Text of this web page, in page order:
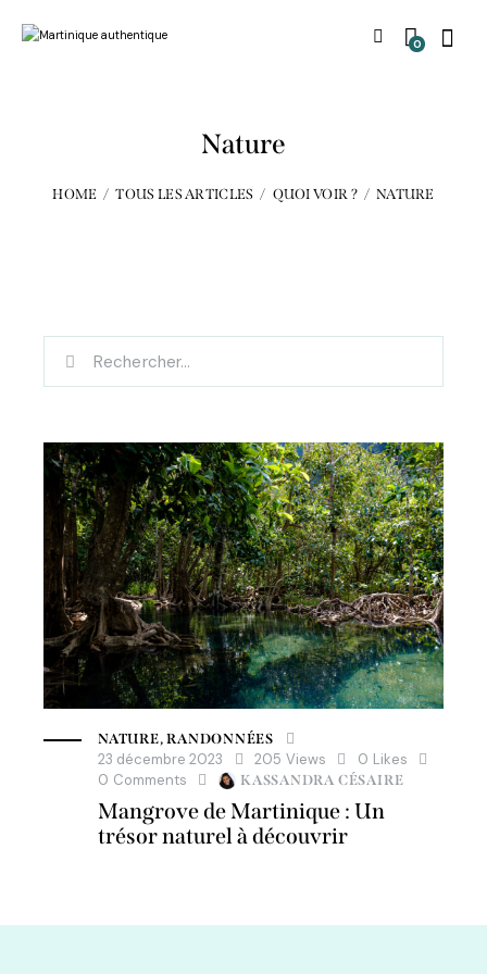
0
Nature
HOME TOUS LES ARTICLES QUOI VOIR ? NATURE
NATURE,RANDONNÉES
23 décembre 2023 205 Views 0 Likes
0 Comments KASSANDRA CÉSAIRE
Mangrove de Martinique : Un
trésor naturel à découvrir